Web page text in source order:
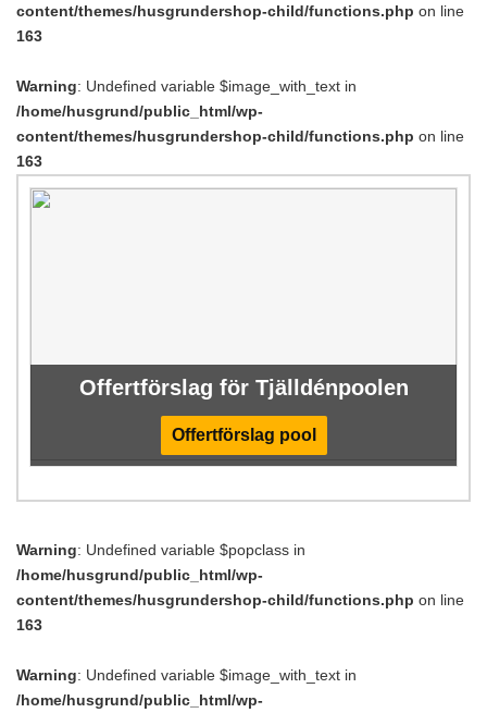
content/themes/husgrundershop-child/functions.php on line
163
Warning: Undefined variable $image_with_text in
/home/husgrund/public_html/wp-
content/themes/husgrundershop-child/functions.php on line
163
Offertförslag för Tjälldénpoolen
Offertförslag pool
Warning: Undefined variable $popclass in
/home/husgrund/public_html/wp-
content/themes/husgrundershop-child/functions.php on line
163
Warning: Undefined variable $image_with_text in
/home/husgrund/public_html/wp-